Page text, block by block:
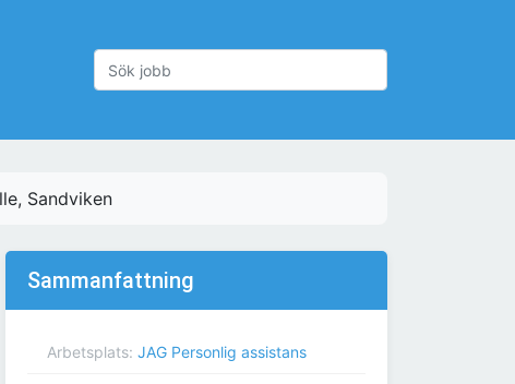
Sandviken
Sammanfattning
Arbetsplats: JAG Personlig assistans